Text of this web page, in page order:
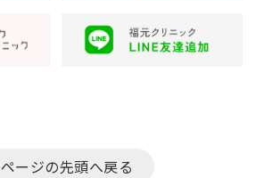
ページの先頭へ戻る